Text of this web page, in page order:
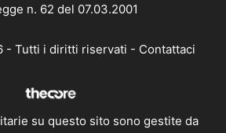
n. 62 del 07.03.2001
- Tutti i diritti riservati - Contattaci
su questo sito sono gestite da